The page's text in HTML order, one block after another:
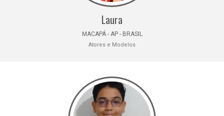
Laura
MACAPÁ - AP - BRASIL
Atores e Modelos